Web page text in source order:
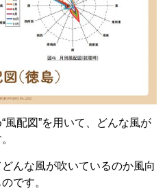
風配図”を用いて、どんな風が
んな風が吹いているのか風向
です。